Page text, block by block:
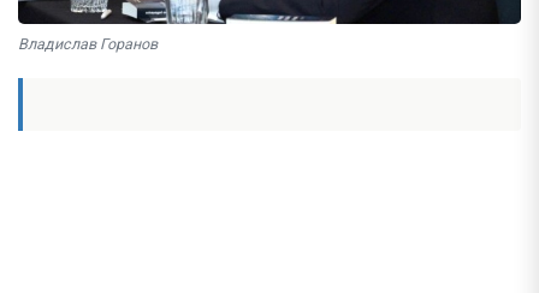
Владислав Горанов